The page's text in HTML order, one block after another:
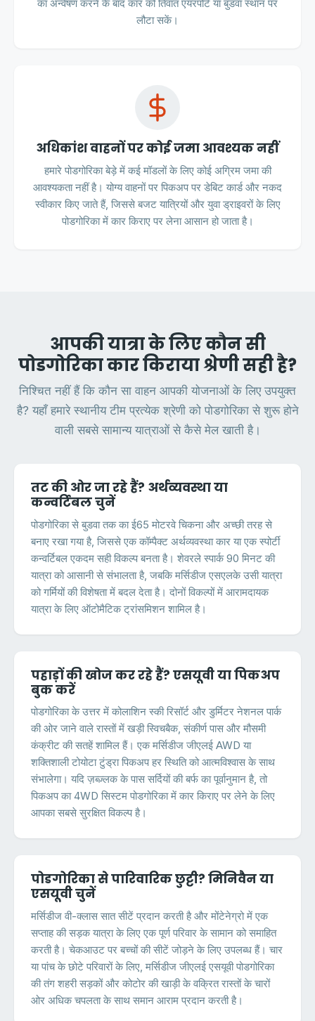
का अन्वेषण करने के बाद कार को तिवात एयरपोर्ट या बुडवा स्थान पर
लौटा सकें।
अधिकांश वाहनों पर कोई जमा आवश्यक नहीं
हमारे पोडगोरिका बेड़े में कई मॉडलों के लिए कोई अग्रिम जमा की
आवश्यकता नहीं है। योग्य वाहनों पर पिकअप पर डेबिट कार्ड और नकद
स्वीकार किए जाते हैं, जिससे बजट यात्रियों और युवा ड्राइवरों के लिए
पोडगोरिका में कार किराए पर लेना आसान हो जाता है।
आपकी यात्रा के लिए कौन सी
पोडगोरिका कार किराया श्रेणी सही है?
निश्चित नहीं हैं कि कौन सा वाहन आपकी योजनाओं के लिए उपयुक्त
है? यहाँ हमारे स्थानीय टीम प्रत्येक श्रेणी को पोडगोरिका से शुरू होने
वाली सबसे सामान्य यात्राओं से कैसे मेल खाती है।
तट की ओर जा रहे हैं? अर्थव्यवस्था या
कन्वर्टिबल चुनें
पोडगोरिका से बुडवा तक का ई65 मोटरवे चिकना और अच्छी तरह से
बनाए रखा गया है, जिससे एक कॉम्पैक्ट अर्थव्यवस्था कार या एक स्पोर्टी
कन्वर्टिबल एकदम सही विकल्प बनता है। शेवरले स्पार्क 90 मिनट की
यात्रा को आसानी से संभालता है, जबकि मर्सिडीज एसएलके उसी यात्रा
को गर्मियों की विशेषता में बदल देता है। दोनों विकल्पों में आरामदायक
यात्रा के लिए ऑटोमैटिक ट्रांसमिशन शामिल है।
पहाड़ों की खोज कर रहे हैं? एसयूवी या पिकअप
बुक करें
पोडगोरिका के उत्तर में कोलाशिन स्की रिसॉर्ट और डुर्मिटर नेशनल पार्क
की ओर जाने वाले रास्तों में खड़ी स्विचबैक, संकीर्ण पास और मौसमी
कंक्रीट की सतहें शामिल हैं। एक मर्सिडीज जीएलई AWD या
शक्तिशाली टोयोटा टुंड्रा पिकअप हर स्थिति को आत्मविश्वास के साथ
संभालेगा। यदि ज़ब्ज़्लक के पास सर्दियों की बर्फ का पूर्वानुमान है, तो
पिकअप का 4WD सिस्टम पोडगोरिका में कार किराए पर लेने के लिए
आपका सबसे सुरक्षित विकल्प है।
पोडगोरिका से पारिवारिक छुट्टी? मिनिवैन या
एसयूवी चुनें
मर्सिडीज वी-क्लास सात सीटें प्रदान करती है और मोंटेनेग्रो में एक
सप्ताह की सड़क यात्रा के लिए एक पूर्ण परिवार के सामान को समाहित
करती है। चेकआउट पर बच्चों की सीटें जोड़ने के लिए उपलब्ध हैं। चार
या पांच के छोटे परिवारों के लिए, मर्सिडीज जीएलई एसयूवी पोडगोरिका
की तंग शहरी सड़कों और कोटोर की खाड़ी के वक्रित रास्तों के चारों
ओर अधिक चपलता के साथ समान आराम प्रदान करती है।